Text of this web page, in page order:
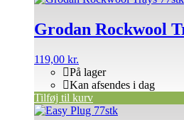
Grodan Rockwool
119,00 kr.
På lager
Kan afsendes i dag
Tilføj til kurv